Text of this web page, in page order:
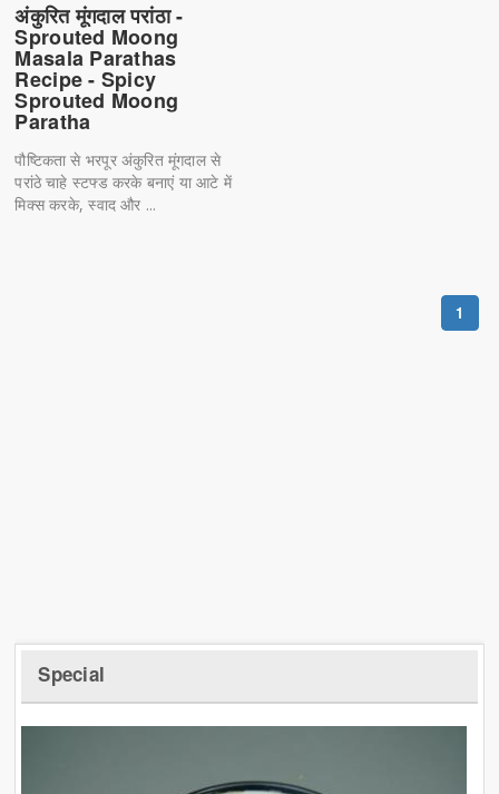
अंकुरित मूंगदाल परांठा -
Sprouted Moong
Masala Parathas
Recipe - Spicy
Sprouted Moong
Paratha
पौष्टिकता से भरपूर अंकुरित मूंगदाल से
परांठे चाहे स्टफ्ड करके बनाएं या आटे में
मिक्स करके, स्वाद और ...
1
Special